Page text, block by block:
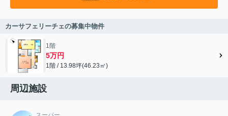
カーサフェリーチェの募集中物件
1階
5万円
1階 / 13.98坪(46.23㎡)
周辺施設